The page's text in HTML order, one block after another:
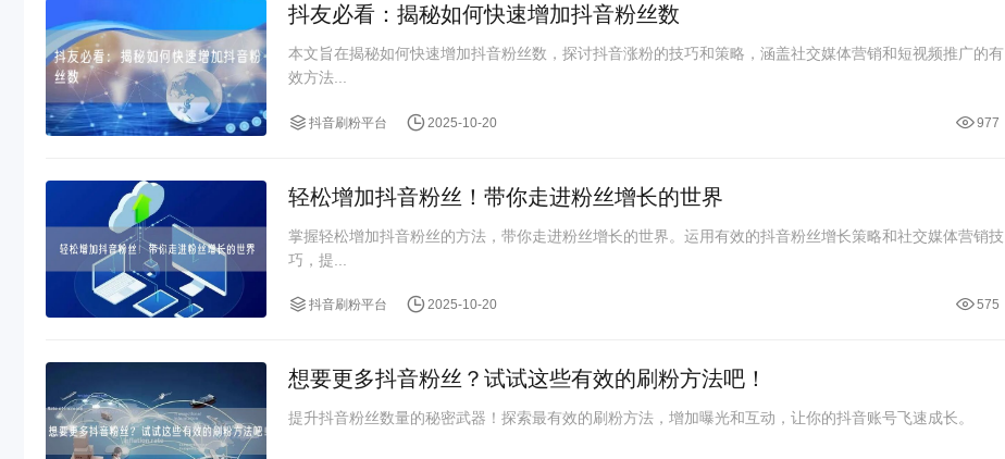
抖友必看：揭秘如何快速增加抖音粉丝数
本文旨在揭秘如何快速增加抖音粉丝数，探讨抖音涨粉的技巧和策略，涵盖社交媒体营销和短视频推广的有
效方法...
抖音刷粉平台 2025-10-20 977
轻松增加抖音粉丝！带你走进粉丝增长的世界
掌握轻松增加抖音粉丝的方法，带你走进粉丝增长的世界。运用有效的抖音粉丝增长策略和社交媒体营销技
巧，提...
抖音刷粉平台 2025-10-20 575
想要更多抖音粉丝？试试这些有效的刷粉方法吧！
提升抖音粉丝数量的秘密武器！探索最有效的刷粉方法，增加曝光和互动，让你的抖音账号飞速成长。